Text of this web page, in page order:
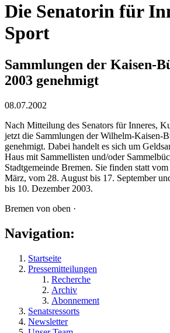
Die Senatorin für
Sport
Sammlungen der Kaisen-
2003 genehmigt
08.07.2002
Nach Mitteilung des Senators für Inneres,
jetzt die Sammlungen der Wilhelm-Kaisen-
genehmigt. Dabei handelt es sich um
Haus mit Sammellisten und/oder
Stadtgemeinde Bremen. Sie finden statt
März, vom 28. August bis 17. September
bis 10. Dezember 2003.
Bremen von oben ·
Navigation:
Startseite
Pressemitteilungen
Recherche
Archiv
Abonnement
Senatsressorts
Newsletter